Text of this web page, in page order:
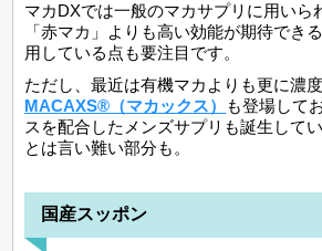
マカDXでは一般のマカサプリに用いら
「赤マカ」よりも高い効能が期待でき
用している点も要注目です。
ただし、最近は有機マカよりも更に濃
MACAXS®（マカックス）
も登場して
スを配合したメンズサプリも誕生して
とは言い難い部分も。
国産スッポン